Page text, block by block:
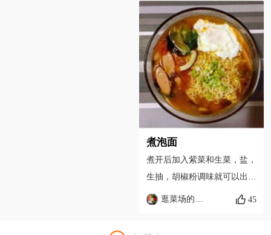
精，然后添少量水，盖锅盖焖
一会儿。加一点淀粉，加盐，
翻炒，汤汁粘稠出锅。
煮泡面
煮开后加入紫菜和生菜，盐，
生抽，胡椒粉调味就可以出锅
了。泡面煮熟后过冷水，控水
逛菜场的小青年 45